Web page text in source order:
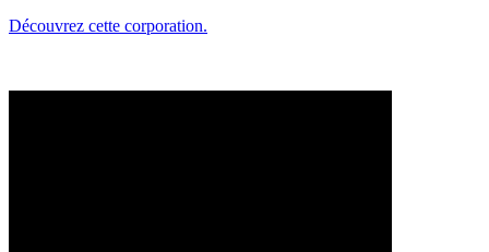
Découvrez cette corporation.